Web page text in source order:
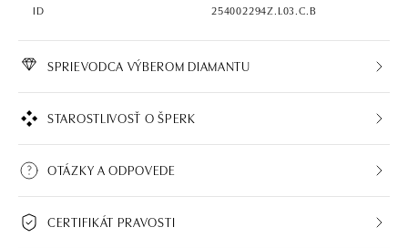
ID
254002294Z.L03.C.B
SPRIEVODCA VÝBEROM DIAMANTU
STAROSTLIVOSŤ O ŠPERK
OTÁZKY A ODPOVEDE
CERTIFIKÁT PRAVOSTI